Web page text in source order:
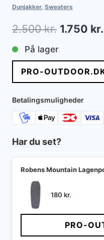
Dunjakker, Sweaters
2.500kr. Den
pris
var:
2.500 kr..
1.750 kr.
På lager
PRO-
Betalingsmuligheder
Har du set?
Robens Mountain
180 kr.
PRO-